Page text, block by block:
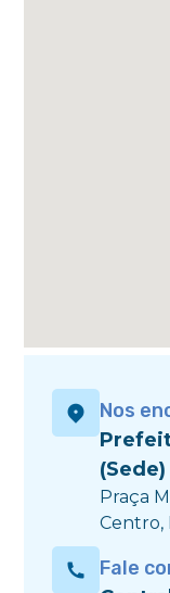
Nos
(Sede)
Praça
Centro,
Fale